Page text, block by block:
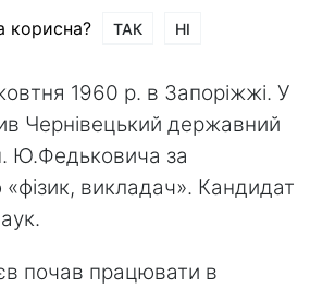
корисна? ТАК НІ
1960 р. в Запоріжжі. У
Чернівецький державний
Ю.Федьковича за
«фізик, викладач». Кандидат
почав працювати в